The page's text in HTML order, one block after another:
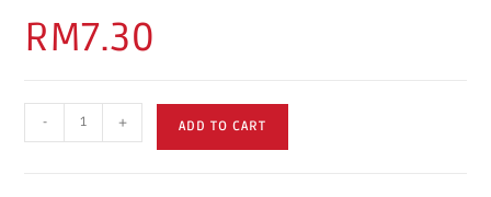
RM7.30
- + ADD TO CART